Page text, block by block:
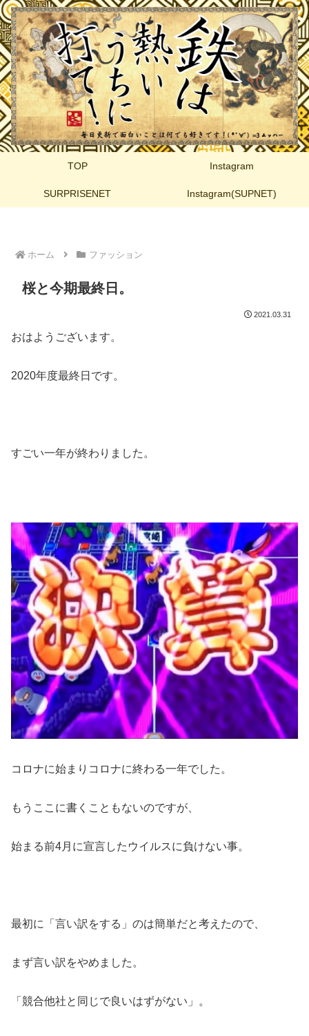
TOP Instagram
SURPRISENET Instagram(SUPNET)
ホーム ファッション
桜と今期最終日。
2021.03.31
おはようございます。
2020年度最終日です。
すごい一年が終わりました。
コロナに始まりコロナに終わる一年でした。
もうここに書くこともないのですが、
始まる前4月に宣言したウイルスに負けない事。
最初に「言い訳をする」のは簡単だと考えたので、
まず言い訳をやめました。
「競合他社と同じで良いはずがない」。